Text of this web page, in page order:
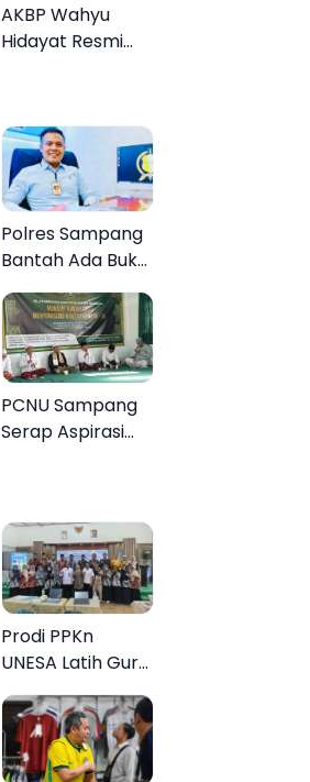
Organisasi
AKBP Wahyu
Hidayat Resmi
Disambut Tradisi
Gerbang Pora
Polres Sampang
Bantah Ada Bukti
Kasus Rudapaksa
Anak 27
Tersangka
PCNU Sampang
Serap Aspirasi
Prodi PPKn
UNESA Latih Guru
PPKn Bangkalan
dengan
Pembelajaran
Inovasi Teknologi